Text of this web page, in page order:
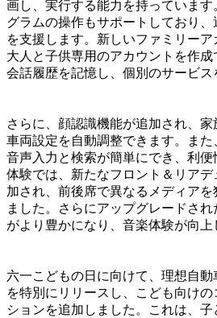
画し、実行する能力を持っています
グラムの操作もサポートしており
を支援します。新しいファミリーア
大人と子供専用のアカウントを作
会話履歴を記憶し、個別のサービス
さらに、顔認識機能が追加され、
車両設定を自動調整できます。また
音声入力と検索が簡単にでき、利
体験では、新たなフロント＆リア
加され、前後席で異なるメディアを
ました。さらにアップグレードさ
がより豊かになり、音楽体験が向上
六一こどもの日に向けて、理想自動
を特別にリリースし、こども向け
ションを追加しました。これは、